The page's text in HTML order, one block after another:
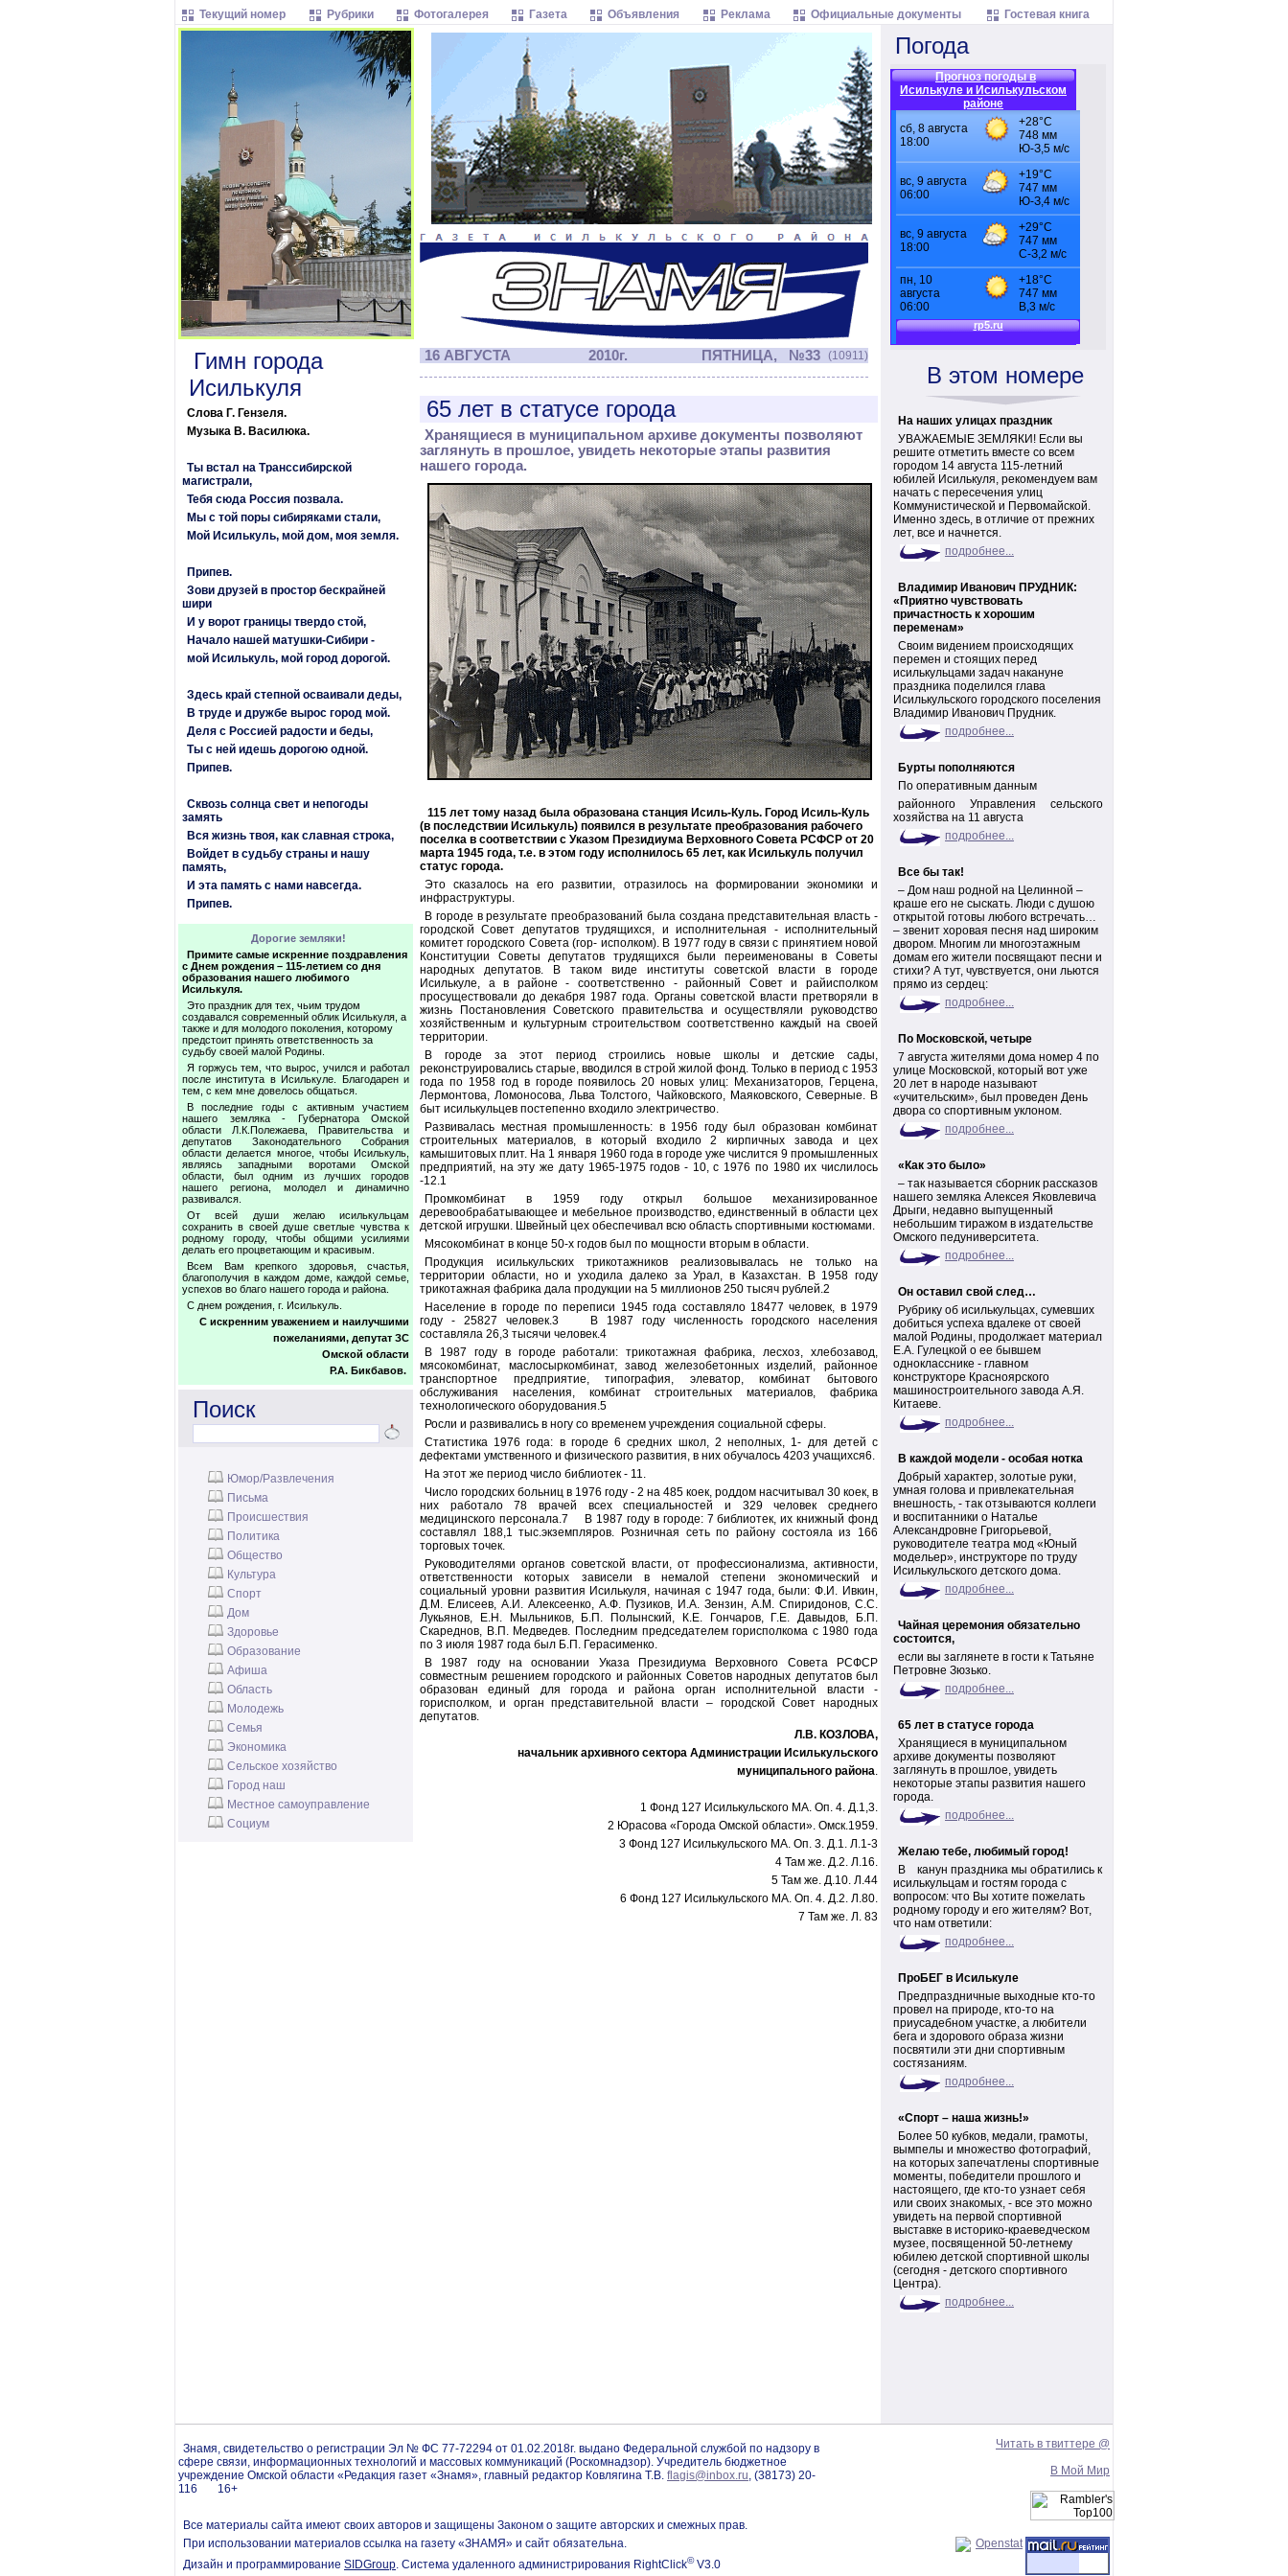
Текущий номер Рубрики Фотогалерея Газета Объявления Реклама Официальные документы Гостевая книга
Гимн города
Исилькуля
Слова Г. Гензеля.
Музыка В. Василюка.
Ты встал на Транссибирской
магистрали,
Тебя сюда Россия позвала.
Мы с той поры сибиряками стали,
Мой Исилькуль, мой дом, моя земля.
Припев.
Зови друзей в простор бескрайней
шири
И у ворот границы твердо стой,
Начало нашей матушки-Сибири -
мой Исилькуль, мой город дорогой.
Здесь край степной осваивали деды,
В труде и дружбе вырос город мой.
Деля с Россией радости и беды,
Ты с ней идешь дорогою одной.
Припев.
Сквозь солнца свет и непогоды
замять
Вся жизнь твоя, как славная строка,
Войдет в судьбу страны и нашу
память,
И эта память с нами навсегда.
Припев.
Дорогие земляки!
Примите самые искренние поздравления
с Днем рождения – 115-летием со дня
образования нашего любимого
Исилькуля.
Это праздник для тех, чьим трудом
создавался современный облик Исилькуля, а
также и для молодого поколения, которому
предстоит принять ответственность за
судьбу своей малой Родины.
Я горжусь тем, что вырос, учился и работал
после института в Исилькуле. Благодарен и
тем, с кем мне довелось общаться.
В последние годы с активным участием
нашего земляка - Губернатора Омской
области Л.К.Полежаева, Правительства и
депутатов Законодательного Собрания
области делается многое, чтобы Исилькуль,
являясь западными воротами Омской
области, был одним из лучших городов
нашего региона, молодел и динамично
развивался.
От всей души желаю исилькульцам
сохранить в своей душе светлые чувства к
родному городу, чтобы общими усилиями
делать его процветающим и красивым.
Всем Вам крепкого здоровья, счастья,
благополучия в каждом доме, каждой семье,
успехов во благо нашего города и района.
С днем рождения, г. Исилькуль.
С искренним уважением и наилучшими
пожеланиями, депутат ЗС
Омской области
Р.А. Бикбавов.
Поиск
Юмор/Развлечения
Письма
Происшествия
Политика
Общество
Культура
Спорт
Дом
Здоровье
Образование
Афиша
Область
Молодежь
Семья
Экономика
Сельское хозяйство
Город наш
Местное самоуправление
Социум
16 АВГУСТА 2010г. ПЯТНИЦА, №33 (10911)
65 лет в статусе города
Хранящиеся в муниципальном архиве документы позволяют
заглянуть в прошлое, увидеть некоторые этапы развития
нашего города.
115 лет тому назад была образована станция Исиль-Куль. Город Исиль-Куль
(в последствии Исилькуль) появился в результате преобразования рабочего
поселка в соответствии с Указом Президиума Верховного Совета РСФСР от 20
марта 1945 года, т.е. в этом году исполнилось 65 лет, как Исилькуль получил
статус города.
Это сказалось на его развитии, отразилось на формировании экономики и
инфраструктуры.
В городе в результате преобразований была создана представительная власть -
городской Совет депутатов трудящихся, и исполнительная - исполнительный
комитет городского Совета (гор- исполком). В 1977 году в связи с принятием новой
Конституции Советы депутатов трудящихся были переименованы в Советы
народных депутатов. В таком виде институты советской власти в городе
Исилькуле, а в районе - соответственно - районный Совет и райисполком
просуществовали до декабря 1987 года. Органы советской власти претворяли в
жизнь Постановления Советского правительства и осуществляли руководство
хозяйственным и культурным строительством соответственно каждый на своей
территории.
В городе за этот период строились новые школы и детские сады,
реконструировались старые, вводился в строй жилой фонд. Только в период с 1953
года по 1958 год в городе появилось 20 новых улиц: Механизаторов, Герцена,
Лермонтова, Ломоносова, Льва Толстого, Чайковского, Маяковского, Северные. В
быт исилькульцев постепенно входило электричество.
Развивалась местная промышленность: в 1956 году был образован комбинат
строительных материалов, в который входило 2 кирпичных завода и цех
камышитовых плит. На 1 января 1960 года в городе уже числится 9 промышленных
предприятий, на эту же дату 1965-1975 годов - 10, с 1976 по 1980 их числилось
-12.1
Промкомбинат в 1959 году открыл большое механизированное
деревообрабатывающее и мебельное производство, единственный в области цех
детской игрушки. Швейный цех обеспечивал всю область спортивными костюмами.
Мясокомбинат в конце 50-х годов был по мощности вторым в области.
Продукция исилькульских трикотажников реализовывалась не только на
территории области, но и уходила далеко за Урал, в Казахстан. В 1958 году
трикотажная фабрика дала продукции на 5 миллионов 250 тысяч рублей.2
Население в городе по переписи 1945 года составляло 18477 человек, в 1979
году - 25827 человек.3 В 1987 году численность городского населения
составляла 26,3 тысячи человек.4
В 1987 году в городе работали: трикотажная фабрика, лесхоз, хлебозавод,
мясокомбинат, маслосыркомбинат, завод железобетонных изделий, районное
транспортное предприятие, типография, элеватор, комбинат бытового
обслуживания населения, комбинат строительных материалов, фабрика
технологического оборудования.5
Росли и развивались в ногу со временем учреждения социальной сферы.
Статистика 1976 года: в городе 6 средних школ, 2 неполных, 1- для детей с
дефектами умственного и физического развития, в них обучалось 4203 учащихся6.
На этот же период число библиотек - 11.
Число городских больниц в 1976 году - 2 на 485 коек, роддом насчитывал 30 коек, в
них работало 78 врачей всех специальностей и 329 человек среднего
медицинского персонала.7 В 1987 году в городе: 7 библиотек, их книжный фонд
составлял 188,1 тыс.экземпляров. Розничная сеть по району состояла из 166
торговых точек.
Руководителями органов советской власти, от профессионализма, активности,
ответственности которых зависели в немалой степени экономический и
социальный уровни развития Исилькуля, начиная с 1947 года, были: Ф.И. Ивкин,
Д.М. Елисеев, А.И. Алексеенко, А.Ф. Пузиков, И.А. Зензин, А.М. Спиридонов, С.С.
Лукьянов, Е.Н. Мыльников, Б.П. Полынский, К.Е. Гончаров, Г.Е. Давыдов, Б.П.
Скареднов, В.П. Медведев. Последним председателем горисполкома с 1980 года
по 3 июля 1987 года был Б.П. Герасименко.
В 1987 году на основании Указа Президиума Верховного Совета РСФСР
совместным решением городского и районных Советов народных депутатов был
образован единый для города и района орган исполнительной власти -
горисполком, и орган представительной власти – городской Совет народных
депутатов.
Л.В. КОЗЛОВА,
начальник архивного сектора Администрации Исилькульского
муниципального района.
1 Фонд 127 Исилькульского МА. Оп. 4. Д.1,3.
2 Юрасова «Города Омской области». Омск.1959.
3 Фонд 127 Исилькульского МА. Оп. 3. Д.1. Л.1-3
4 Там же. Д.2. Л.16.
5 Там же. Д.10. Л.44
6 Фонд 127 Исилькульского МА. Оп. 4. Д.2. Л.80.
7 Там же. Л. 83
Погода
Прогноз погоды в
Исилькуле и Исилькульском
районе
В этом номере
На наших улицах праздник
УВАЖАЕМЫЕ ЗЕМЛЯКИ! Если вы
решите отметить вместе со всем
городом 14 августа 115-летний
юбилей Исилькуля, рекомендуем вам
начать с пересечения улиц
Коммунистической и Первомайской.
Именно здесь, в отличие от прежних
лет, все и начнется.
подробнее...
Владимир Иванович ПРУДНИК:
«Приятно чувствовать
причастность к хорошим
переменам»
Своим видением происходящих
перемен и стоящих перед
исилькульцами задач накануне
праздника поделился глава
Исилькульского городского поселения
Владимир Иванович Прудник.
подробнее...
Бурты пополняются
По оперативным данным
районного Управления сельского
хозяйства на 11 августа
подробнее...
Все бы так!
– Дом наш родной на Целинной –
краше его не сыскать. Люди с душою
открытой готовы любого встречать…
– звенит хоровая песня над широким
двором. Многим ли многоэтажным
домам его жители посвящают песни и
стихи? А тут, чувствуется, они льются
прямо из сердец:
подробнее...
По Московской, четыре
7 августа жителями дома номер 4 по
улице Московской, который вот уже
20 лет в народе называют
«учительским», был проведен День
двора со спортивным уклоном.
подробнее...
«Как это было»
– так называется сборник рассказов
нашего земляка Алексея Яковлевича
Дрыги, недавно выпущенный
небольшим тиражом в издательстве
Омского педуниверситета.
подробнее...
Он оставил свой след…
Рубрику об исилькульцах, сумевших
добиться успеха вдалеке от своей
малой Родины, продолжает материал
Е.А. Гулецкой о ее бывшем
однокласснике - главном
конструкторе Красноярского
машиностроительного завода А.Я.
Китаеве.
подробнее...
В каждой модели - особая нотка
Добрый характер, золотые руки,
умная голова и привлекательная
внешность, - так отзываются коллеги
и воспитанники о Наталье
Александровне Григорьевой,
руководителе театра мод «Юный
модельер», инструкторе по труду
Исилькульского детского дома.
подробнее...
Чайная церемония обязательно
состоится,
если вы заглянете в гости к Татьяне
Петровне Зюзько.
подробнее...
65 лет в статусе города
Хранящиеся в муниципальном
архиве документы позволяют
заглянуть в прошлое, увидеть
некоторые этапы развития нашего
города.
подробнее...
Желаю тебе, любимый город!
В канун праздника мы обратились к
исилькульцам и гостям города с
вопросом: что Вы хотите пожелать
родному городу и его жителям? Вот,
что нам ответили:
подробнее...
ПроБЕГ в Исилькуле
Предпраздничные выходные кто-то
провел на природе, кто-то на
приусадебном участке, а любители
бега и здорового образа жизни
посвятили эти дни спортивным
состязаниям.
подробнее...
«Спорт – наша жизнь!»
Более 50 кубков, медали, грамоты,
вымпелы и множество фотографий,
на которых запечатлены спортивные
моменты, победители прошлого и
настоящего, где кто-то узнает себя
или своих знакомых, - все это можно
увидеть на первой спортивной
выставке в историко-краеведческом
музее, посвященной 50-летнему
юбилею детской спортивной школы
(сегодня - детского спортивного
Центра).
подробнее...
Знамя, свидетельство о регистрации Эл № ФС 77-72294 от 01.02.2018г. выдано Федеральной службой по надзору в
сфере связи, информационных технологий и массовых коммуникаций (Роскомнадзор). Учредитель бюджетное
учреждение Омской области «Редакция газет «Знамя», главный редактор Ковлягина Т.В. flagis@inbox.ru, (38173) 20-
116 16+
Все материалы сайта имеют своих авторов и защищены Законом о защите авторских и смежных прав.
При использовании материалов ссылка на газету «ЗНАМЯ» и сайт обязательна.
Дизайн и программирование SIDGroup. Cистема удаленного администрирования RightClick©V3.0
Читать в твиттере @
В Мой Мир